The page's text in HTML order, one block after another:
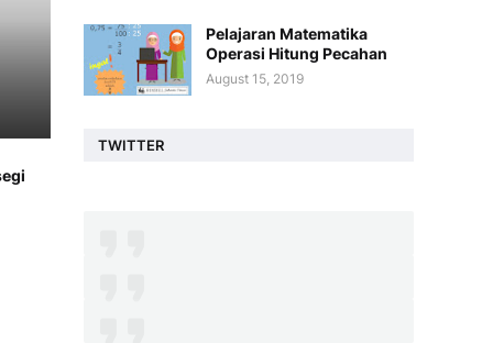
Pelajaran Matematika
Operasi Hitung Pecahan
August 15, 2019
TWITTER